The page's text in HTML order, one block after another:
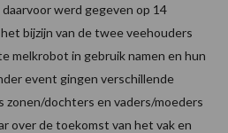
werd gegeven op 14
bijzijn van de twee veehouders
melkrobot in gebruik namen en hun
event gingen verschillende
zonen/dochters en vaders/moeders
over de toekomst van het vak en